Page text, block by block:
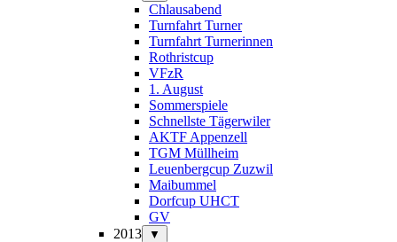
Chlausabend
Turnfahrt Turner
Turnfahrt Turnerinnen
Rothristcup
VFzR
1. August
Sommerspiele
Schnellste Tägerwiler
AKTF Appenzell
TGM Müllheim
Leuenbergcup Zuzwil
Maibummel
Dorfcup UHCT
GV
2013
▼